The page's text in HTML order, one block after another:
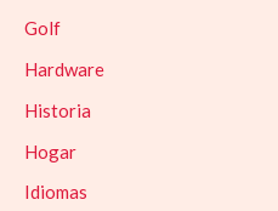
Golf
Hardware
Historia
Hogar
Idiomas